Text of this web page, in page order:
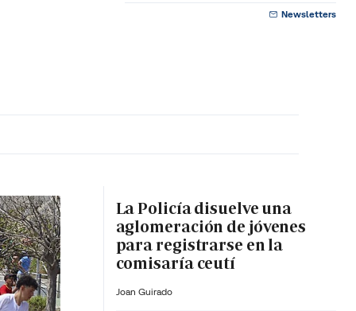
Newsletters
La Policía disuelve una
aglomeración de jóvenes
para registrarse en la
comisaría ceutí
Joan Guirado